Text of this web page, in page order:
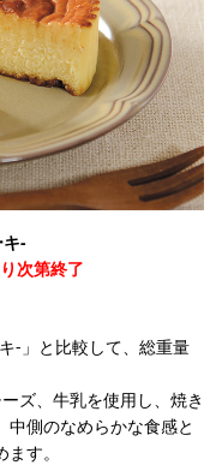
キ-
次第終了
-」と比較して、総重量
ズ、牛乳を使用し、焼き
側のなめらかな食感と
す。